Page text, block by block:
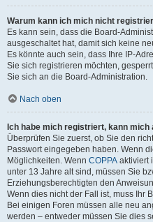
Warum kann ich mich nicht
Es kann sein, dass die Board-
ausgeschaltet hat, damit sich keine
Es könnte auch sein, dass Ihre IP-
Sie sich registrieren möchten,
Sie sich an die Board-Administration.
Nach oben
Ich habe mich registriert, kann mich
Überprüfen Sie zuerst, ob Sie den
Passwort eingegeben haben. Wenn
Möglichkeiten. Wenn COPPA aktiviert
unter 13 Jahre alt sind, müssen Sie
Erziehungsberechtigten den
Wenn dies nicht der Fall ist, muss Ihr
Bei einigen Foren müssen alle neu
werden – entweder müssen Sie dies